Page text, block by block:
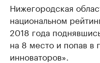
Нижегородская
национальном
2018 года
на 8 место и попав в
инноваторов».